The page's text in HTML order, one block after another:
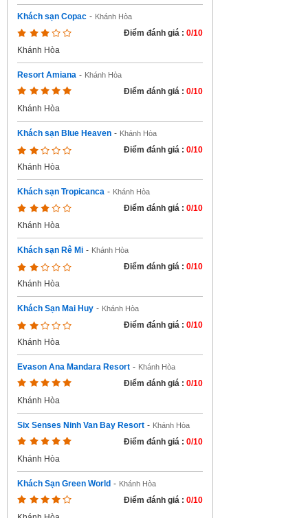
Khách sạn Copac - Khánh Hòa
Điểm đánh giá : 0/10
Khánh Hòa
Resort Amiana - Khánh Hòa
Điểm đánh giá : 0/10
Khánh Hòa
Khách sạn Blue Heaven - Khánh Hòa
Điểm đánh giá : 0/10
Khánh Hòa
Khách sạn Tropicanca - Khánh Hòa
Điểm đánh giá : 0/10
Khánh Hòa
Khách sạn Rê Mi - Khánh Hòa
Điểm đánh giá : 0/10
Khánh Hòa
Khách Sạn Mai Huy - Khánh Hòa
Điểm đánh giá : 0/10
Khánh Hòa
Evason Ana Mandara Resort - Khánh Hòa
Điểm đánh giá : 0/10
Khánh Hòa
Six Senses Ninh Van Bay Resort - Khánh Hòa
Điểm đánh giá : 0/10
Khánh Hòa
Khách Sạn Green World - Khánh Hòa
Điểm đánh giá : 0/10